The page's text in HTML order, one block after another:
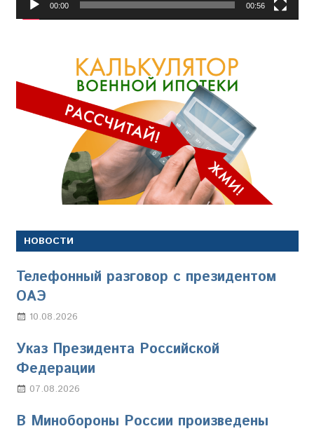
00:00 00:56
НОВОСТИ
Телефонный разговор с президентом
ОАЭ
10.08.2026
Указ Президента Российской
Федерации
07.08.2026
В Минобороны России произведены